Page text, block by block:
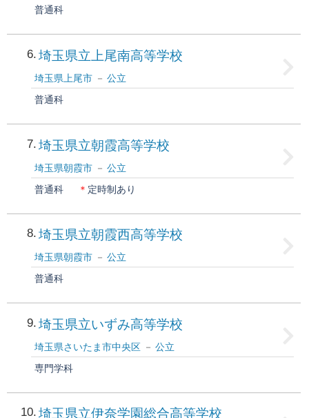
普通科
6 埼玉県立上尾南高等学校
埼玉県上尾市
公立
普通科
7 埼玉県立朝霞高等学校
埼玉県朝霞市
公立
普通科
＊ 定時制あり
8 埼玉県立朝霞西高等学校
埼玉県朝霞市
公立
普通科
9 埼玉県立いずみ高等学校
埼玉県さいたま市中央区
公立
専門学科
10 埼玉県立伊奈学園総合高等学校